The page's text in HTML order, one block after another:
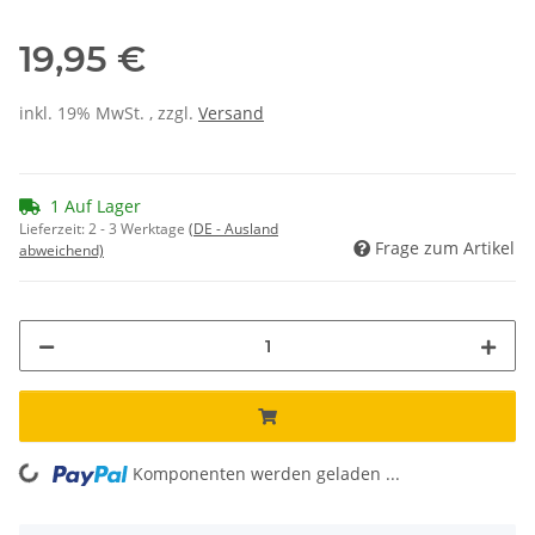
19,95 €
inkl. 19% MwSt. , zzgl. Versand
1 Auf Lager
Lieferzeit:2 - 3 Werktage (DE - Ausland
abweichend)
Frage zum Artikel
Komponenten werden geladen ...